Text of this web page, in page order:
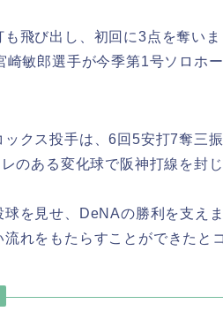
飛び出し、初回に3点を奪いま
崎敏郎選手が今季第1号ソロホ
クス投手は、6回5安打7奪三
のある変化球で阪神打線を封
を見せ、DeNAの勝利を支えま
れをもたらすことができたと